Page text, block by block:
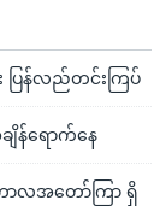
ပြန်လည်တင်းကြပ်
န်ရောက်နေ
ာလအတော်ကြာ ရှိ